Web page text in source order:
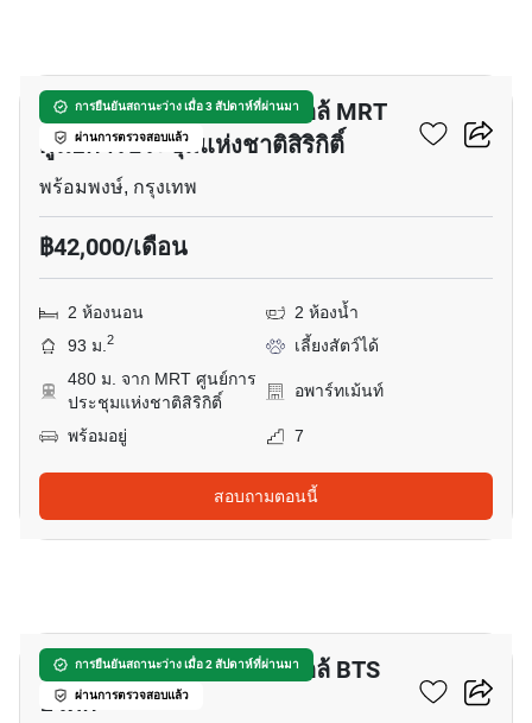
การยืนยันสถานะว่าง เมื่อ 3 สัปดาห์ที่ผ่านมา
ผ่านการตรวจสอบแล้ว
อพาร์ทเมนต์ 2-ห้องนอน ใกล้ MRT
ศูนย์การประชุมแห่งชาติสิริกิติ์
พร้อมพงษ์, กรุงเทพ
฿42,000/เดือน
2 ห้องนอน
2 ห้องน้ำ
93 ม.2
เลี้ยงสัตว์ได้
480 ม. จาก MRT ศูนย์การ
ประชุมแห่งชาติสิริกิติ์
อพาร์ทเม้นท์
พร้อมอยู่ 7
สอบถามตอนนี้
การยืนยันสถานะว่าง เมื่อ 2 สัปดาห์ที่ผ่านมา
ผ่านการตรวจสอบแล้ว
อพาร์ทเมนต์ 2-ห้องนอน ใกล้ BTS
อโศก